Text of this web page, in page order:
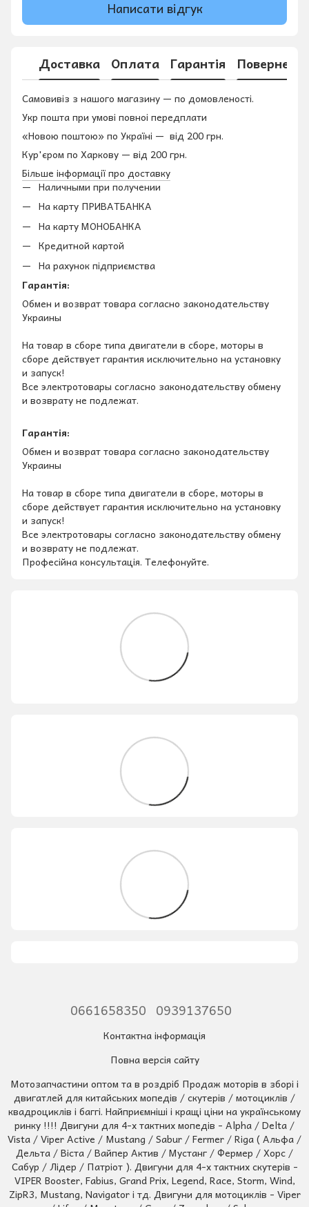
Написати відгук
Доставка Оплата Гарантія
Самовивіз з нашого магазину — по домовленості.
Укр пошта при умові повноі передплати
«Новою поштою» по Україні — від 200 грн.
Кур'єром по Харкову — від 200 грн.
Більше інформації про доставку
Наличными при получении
На карту ПРИВАТБАНКА
На карту МОНОБАНКА
Кредитной картой
На рахунок підприємства
Гарантія:
Обмен и возврат товара согласно законодательству
Украины
На товар в сборе типа двигатели в сборе, моторы в
сборе действует гарантия исключительно на установку
и запуск!
Все электротовары согласно законодательству обмену
и возврату не подлежат.
Гарантія:
Обмен и возврат товара согласно законодательству
Украины
На товар в сборе типа двигатели в сборе, моторы в
сборе действует гарантия исключительно на установку
и запуск!
Все электротовары согласно законодательству обмену
и возврату не подлежат.
Професійна консультація. Телефонуйте.
0661658350 0939137650
Контактна інформація
Повна версія сайту
Мотозапчастини оптом та в роздріб Продаж моторів в зборі і
двигатлей для китайських мопедів / скутерів / мотоциклів /
квадроциклів і баггі. Найприємніші і кращі ціни на українському
ринку !!!! Двигуни для 4-х тактних мопедів - Alpha / Delta /
Vista / Viper Active / Mustang / Sabur / Fermer / Riga ( Альфа /
Дельта / Віста / Вайпер Актив / Мустанг / Фермер / Хорс /
Сабур / Лідер / Патріот ). Двигуни для 4-х тактних скутерів -
VIPER Booster, Fabius, Grand Prix, Legend, Race, Storm, Wind,
ZipR3, Mustang, Navigator і тд. Двигуни для мотоциклів - Viper